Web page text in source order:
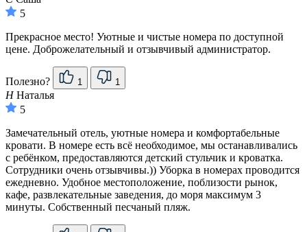
5
Прекрасное место! Уютные и чистые номера по доступной
цене. Доброжелательный и отзывчивый администратор.
Полезно? 1 1
ННаталья
5
Замечательный отель, уютные номера и комфортабельные
кровати. В номере есть всё необходимое, мы останавливались
с ребёнком, предоставляются детский стульчик и кроватка.
Сотрудники очень отзывчивы.)) Уборка в номерах проводится
ежедневно. Удобное местоположение, поблизости рынок,
кафе, развлекательные заведения, до моря максимум 3
минуты. Собственный песчаный пляж.